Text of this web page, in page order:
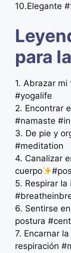
10.Elegante
para
1. Abrazar
#yogalife
2. Encontrar
#namaste
3. De pie y
#meditation
4. Canalizar
cuerpo
5. Respirar
6. Sentirse
postura
7. Encarnar
respiración